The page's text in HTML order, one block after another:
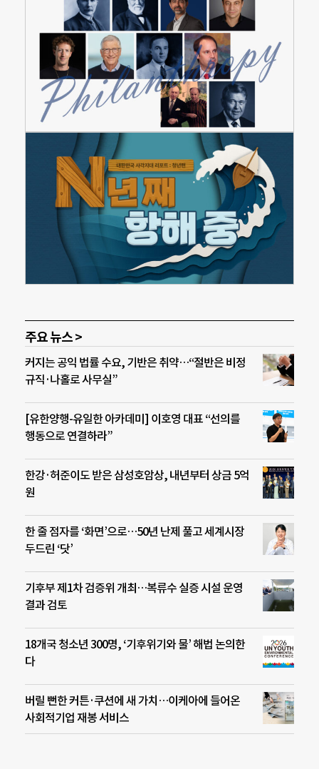
주요 뉴스 >
커지는 공익 법률 수요, 기반은 취약…“절반은 비정
규직·나홀로 사무실”
[유한양행-유일한 아카데미] 이호영 대표 “선의를
행동으로 연결하라”
한강·허준이도 받은 삼성호암상, 내년부터 상금 5억
원
한 줄 점자를 ‘화면’으로…50년 난제 풀고 세계시장
두드린 ‘닷’
기후부 제1차 검증위 개최…복류수 실증 시설 운영
결과 검토
18개국 청소년 300명, ‘기후위기와 물’ 해법 논의한
다
버릴 뻔한 커튼·쿠션에 새 가치…이케아에 들어온
사회적기업 재봉 서비스